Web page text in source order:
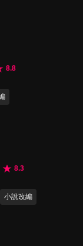
8.8
8.3
小說改編